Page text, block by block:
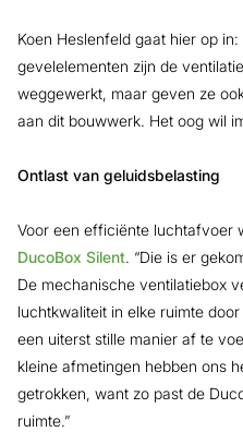
Koen Heslenfeld gaat hier op
gevelelementen zijn de
weggewerkt, maar geven ze
aan dit bouwwerk. Het oog wil
Ontlast van geluidsbelasting
Voor een efficiënte luchtafvoer
DucoBox Silent. “Die is er
De mechanische ventilatiebox
luchtkwaliteit in elke ruimte
een uiterst stille manier af te
kleine afmetingen hebben ons
getrokken, want zo past de
ruimte.”